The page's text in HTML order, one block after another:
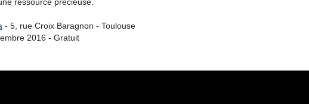
- 5, rue Croix Baragnon - Toulouse
2016 - Gratuit